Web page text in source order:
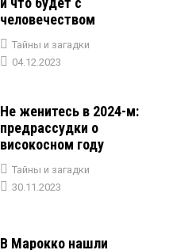
человечеством
Тайны и загадки
04.12.2023
Не женитесь в 2024-м:
предрассудки о
високосном году
Тайны и загадки
30.11.2023
В Марокко нашли